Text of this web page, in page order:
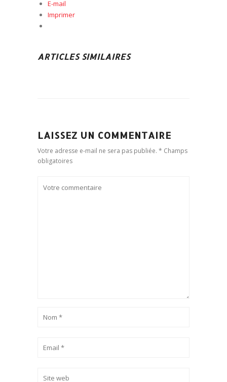
E-mail
Imprimer
ARTICLES SIMILAIRES
LAISSEZ UN COMMENTAIRE
Votre adresse e-mail ne sera pas publiée. * Champs
obligatoires